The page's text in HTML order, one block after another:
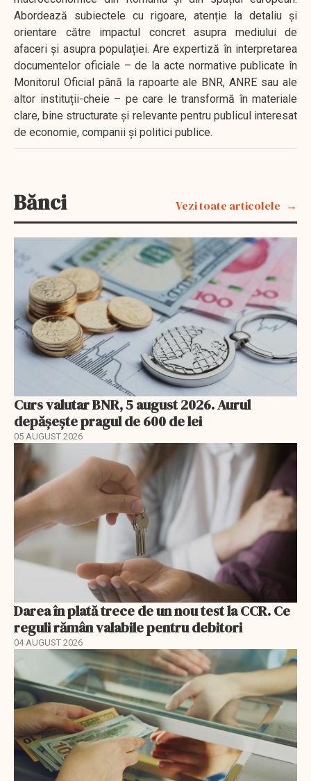
Abordează subiectele cu rigoare, atenție la detaliu și
orientare către impactul concret asupra mediului de
afaceri și asupra populației. Are expertiză în interpretarea
documentelor oficiale – de la acte normative publicate în
Monitorul Oficial până la rapoarte ale BNR, ANRE sau ale
altor instituții-cheie – pe care le transformă în materiale
clare, bine structurate și relevante pentru publicul interesat
de economie, companii și politici publice.
Bănci Vezi toate articolele
Curs valutar BNR, 5 august 2026. Aurul
depășește pragul de 600 de lei
05 AUGUST 2026
Darea în plată trece de un nou test la CCR. Ce
reguli rămân valabile pentru debitori
04 AUGUST 2026